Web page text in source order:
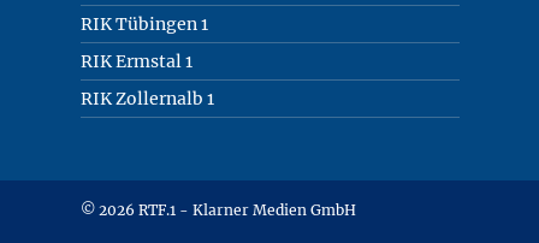
© 2026 RTF.1 - Klarner Medien GmbH
RIK Tübingen 1
RIK Ermstal 1
RIK Zollernalb 1